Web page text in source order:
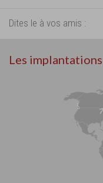
Dites le à vos amis :
Les implantations